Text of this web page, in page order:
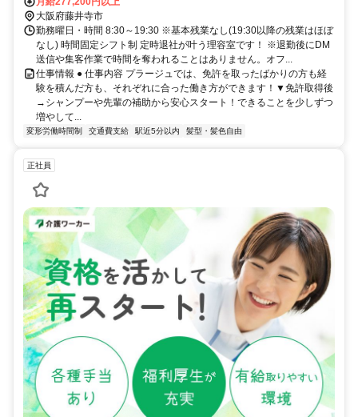
大阪府藤井寺市
勤務曜日・時間 8:30～19:30 ※基本残業なし(19:30以降の残業はほぼ
なし) 時間固定シフト制 定時退社が叶う理容室です！ ※退勤後にDM
送信や集客作業で時間を奪われることはありません。オフ...
仕事情報 ● 仕事内容 プラージュでは、免許を取ったばかりの方も経
験を積んだ方も、それぞれに合った働き方ができます！▼免許取得後
→シャンプーや先輩の補助から安心スタート！できることを少しずつ
増やして...
変形労働時間制 交通費支給 駅近5分以内 髪型・髪色自由
正社員